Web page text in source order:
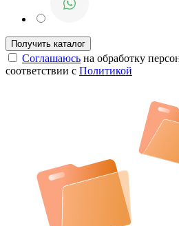
Соглашаюсь на обработку
соответствии с Политикой